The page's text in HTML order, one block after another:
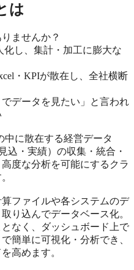
は
ませんか？
化し、集計・加工に膨大な
・KPIが散在し、全社横断
データを見たい」と言われ
中に散在する経営データ
込・実績）の収集・統合・
度な分析を可能にするクラ
ファイルや各システムのデ
り込んでデータベース化。
なく、ダッシュボード上で
簡単に可視化・分析でき、
高めます。